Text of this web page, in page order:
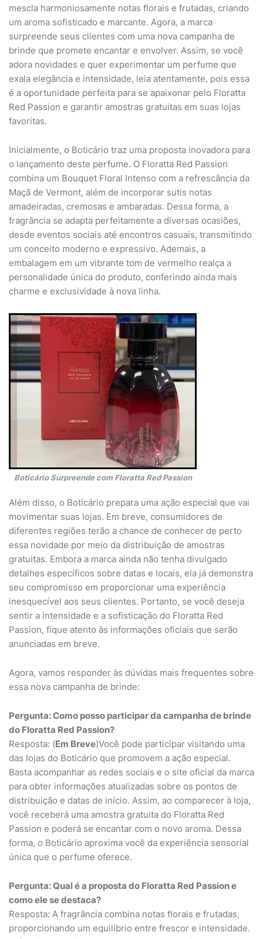
mescla harmoniosamente notas florais e frutadas, criando
um aroma sofisticado e marcante. Agora, a marca
surpreende seus clientes com uma nova campanha de
brinde que promete encantar e envolver. Assim, se você
adora novidades e quer experimentar um perfume que
exala elegância e intensidade, leia atentamente, pois essa
é a oportunidade perfeita para se apaixonar pelo Floratta
Red Passion e garantir amostras gratuitas em suas lojas
favoritas.
Inicialmente, o Boticário traz uma proposta inovadora para
o lançamento deste perfume. O Floratta Red Passion
combina um Bouquet Floral Intenso com a refrescância da
Maçã de Vermont, além de incorporar sutis notas
amadeiradas, cremosas e ambaradas. Dessa forma, a
fragrância se adapta perfeitamente a diversas ocasiões,
desde eventos sociais até encontros casuais, transmitindo
um conceito moderno e expressivo. Ademais, a
embalagem em um vibrante tom de vermelho realça a
personalidade única do produto, conferindo ainda mais
charme e exclusividade à nova linha.
Boticário Surpreende com Floratta Red Passion
Além disso, o Boticário prepara uma ação especial que vai
movimentar suas lojas. Em breve, consumidores de
diferentes regiões terão a chance de conhecer de perto
essa novidade por meio da distribuição de amostras
gratuitas. Embora a marca ainda não tenha divulgado
detalhes específicos sobre datas e locais, ela já demonstra
seu compromisso em proporcionar uma experiência
inesquecível aos seus clientes. Portanto, se você deseja
sentir a intensidade e a sofisticação do Floratta Red
Passion, fique atento às informações oficiais que serão
anunciadas em breve.
Agora, vamos responder às dúvidas mais frequentes sobre
essa nova campanha de brinde:
Pergunta: Como posso participar da campanha de brinde
do Floratta Red Passion?
Resposta: (Em Breve)Você pode participar visitando uma
das lojas do Boticário que promovem a ação especial.
Basta acompanhar as redes sociais e o site oficial da marca
para obter informações atualizadas sobre os pontos de
distribuição e datas de início. Assim, ao comparecer à loja,
você receberá uma amostra gratuita do Floratta Red
Passion e poderá se encantar com o novo aroma. Dessa
forma, o Boticário aproxima você da experiência sensorial
única que o perfume oferece.
Pergunta: Qual é a proposta do Floratta Red Passion e
como ele se destaca?
Resposta: A fragrância combina notas florais e frutadas,
proporcionando um equilíbrio entre frescor e intensidade.